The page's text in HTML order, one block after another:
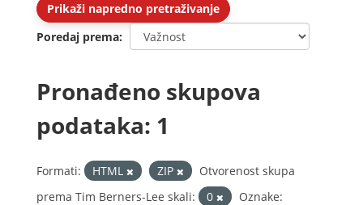
Prikaži napredno pretraživanje
Poredaj prema
Pronađeno skupova
podataka: 1
Formati: HTML ZIP
Otvorenost skupa
prema Tim Berners-Lee skali:
0
Oznake: